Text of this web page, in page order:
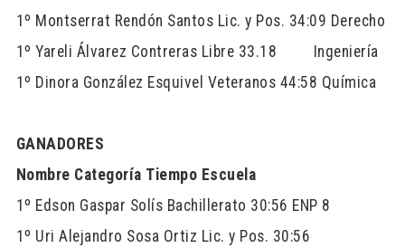
1º Montserrat Rendón Santos Lic. y Pos. 34:09 Derecho
1º Yareli Álvarez Contreras Libre 33.18 Ingeniería
1º Dinora González Esquivel Veteranos 44:58 Química
GANADORES
Nombre Categoría Tiempo Escuela
1º Edson Gaspar Solís Bachillerato 30:56 ENP 8
1º Uri Alejandro Sosa Ortiz Lic. y Pos. 30:56